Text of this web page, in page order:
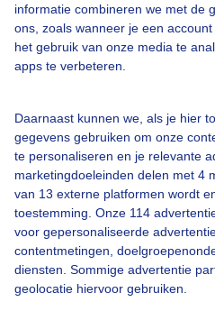
informatie combineren we met de
ons, zoals wanneer je een
het gebruik van onze media te
apps te verbeteren.
Daarnaast kunnen we, als je hier
gegevens gebruiken om onze
te personaliseren en je relevante
marketingdoeleinden delen met 4
van 13 externe platformen wordt
toestemming. Onze 114
voor gepersonaliseerde
contentmetingen,
diensten. Sommige advertentie
geolocatie hiervoor gebruiken.
Prachtige gele lisdodde
#lisdodde Lente Zon
Bekijk slideshow